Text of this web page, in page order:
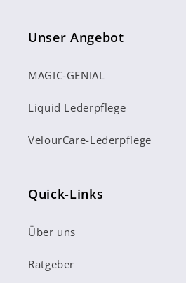
Unser Angebot
MAGIC-GENIAL
Liquid Lederpflege
VelourCare-Lederpflege
Quick-Links
Über uns
Ratgeber